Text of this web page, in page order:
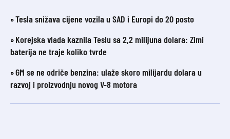
Tesla snižava cijene vozila u SAD i Europi do 20 posto
Korejska vlada kaznila Teslu sa 2,2 milijuna dolara: Zimi
baterija ne traje koliko tvrde
GM se ne odriče benzina: ulaže skoro milijardu dolara u
razvoj i proizvodnju novog V-8 motora